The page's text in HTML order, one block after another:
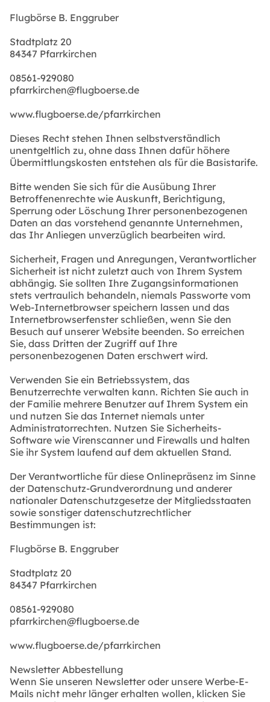
Flugbörse B. Enggruber
Stadtplatz 20
84347 Pfarrkirchen
08561-929080
pfarrkirchen@flugboerse.de
www.flugboerse.de/pfarrkirchen
Dieses Recht stehen Ihnen selbstverständlich
unentgeltlich zu, ohne dass Ihnen dafür höhere
Übermittlungskosten entstehen als für die Basistarife.
Bitte wenden Sie sich für die Ausübung Ihrer
Betroffenenrechte wie Auskunft, Berichtigung,
Sperrung oder Löschung Ihrer personenbezogenen
Daten an das vorstehend genannte Unternehmen,
das Ihr Anliegen unverzüglich bearbeiten wird.
Sicherheit, Fragen und Anregungen, Verantwortlicher
Sicherheit ist nicht zuletzt auch von Ihrem System
abhängig. Sie sollten Ihre Zugangsinformationen
stets vertraulich behandeln, niemals Passworte vom
Web-Internetbrowser speichern lassen und das
Internetbrowserfenster schließen, wenn Sie den
Besuch auf unserer Website beenden. So erreichen
Sie, dass Dritten der Zugriff auf Ihre
personenbezogenen Daten erschwert wird.
Verwenden Sie ein Betriebssystem, das
Benutzerrechte verwalten kann. Richten Sie auch in
der Familie mehrere Benutzer auf Ihrem System ein
und nutzen Sie das Internet niemals unter
Administratorrechten. Nutzen Sie Sicherheits-
Software wie Virenscanner und Firewalls und halten
Sie ihr System laufend auf dem aktuellen Stand.
Der Verantwortliche für diese Onlinepräsenz im Sinne
der Datenschutz-Grundverordnung und anderer
nationaler Datenschutzgesetze der Mitgliedsstaaten
sowie sonstiger datenschutzrechtlicher
Bestimmungen ist:
Flugbörse B. Enggruber
Stadtplatz 20
84347 Pfarrkirchen
08561-929080
pfarrkirchen@flugboerse.de
www.flugboerse.de/pfarrkirchen
Newsletter Abbestellung
Wenn Sie unseren Newsletter oder unsere Werbe-E-
Mails nicht mehr länger erhalten wollen, klicken Sie